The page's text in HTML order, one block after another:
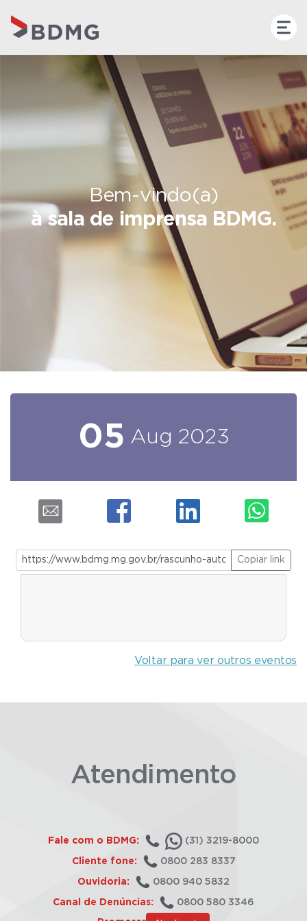
Bem-vindo(a)
à sala de imprensa BDMG.
05 Aug 2023
Copiar link
Voltar para ver outros eventos
Atendimento
Fale com o BDMG: (31) 3219-8000
Cliente fone: 0800 283 8337
Ouvidoria: 0800 940 5832
Canal de Denúncias: 0800 580 3346